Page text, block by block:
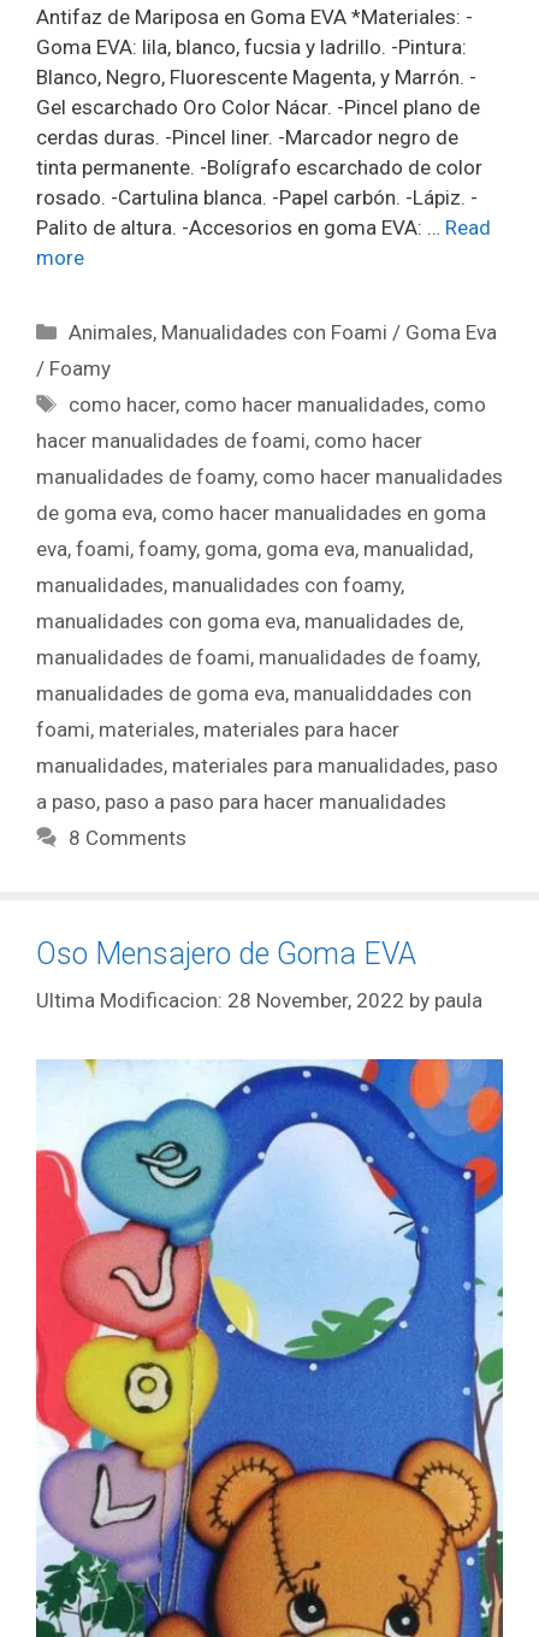
Antifaz de Mariposa en Goma EVA *Materiales: -
Goma EVA: lila, blanco, fucsia y ladrillo. -Pintura:
Blanco, Negro, Fluorescente Magenta, y Marrón. -
Gel escarchado Oro Color Nácar. -Pincel plano de
cerdas duras. -Pincel liner. -Marcador negro de
tinta permanente. -Bolígrafo escarchado de color
rosado. -Cartulina blanca. -Papel carbón. -Lápiz. -
Palito de altura. -Accesorios en goma EVA: … Read
more
Animales, Manualidades con Foami / Goma Eva
/ Foamy
como hacer, como hacer manualidades, como
hacer manualidades de foami, como hacer
manualidades de foamy, como hacer manualidades
de goma eva, como hacer manualidades en goma
eva, foami, foamy, goma, goma eva, manualidad,
manualidades, manualidades con foamy,
manualidades con goma eva, manualidades de,
manualidades de foami, manualidades de foamy,
manualidades de goma eva, manualiddades con
foami, materiales, materiales para hacer
manualidades, materiales para manualidades, paso
a paso, paso a paso para hacer manualidades
8 Comments
Oso Mensajero de Goma EVA
28 November, 2022 by paula